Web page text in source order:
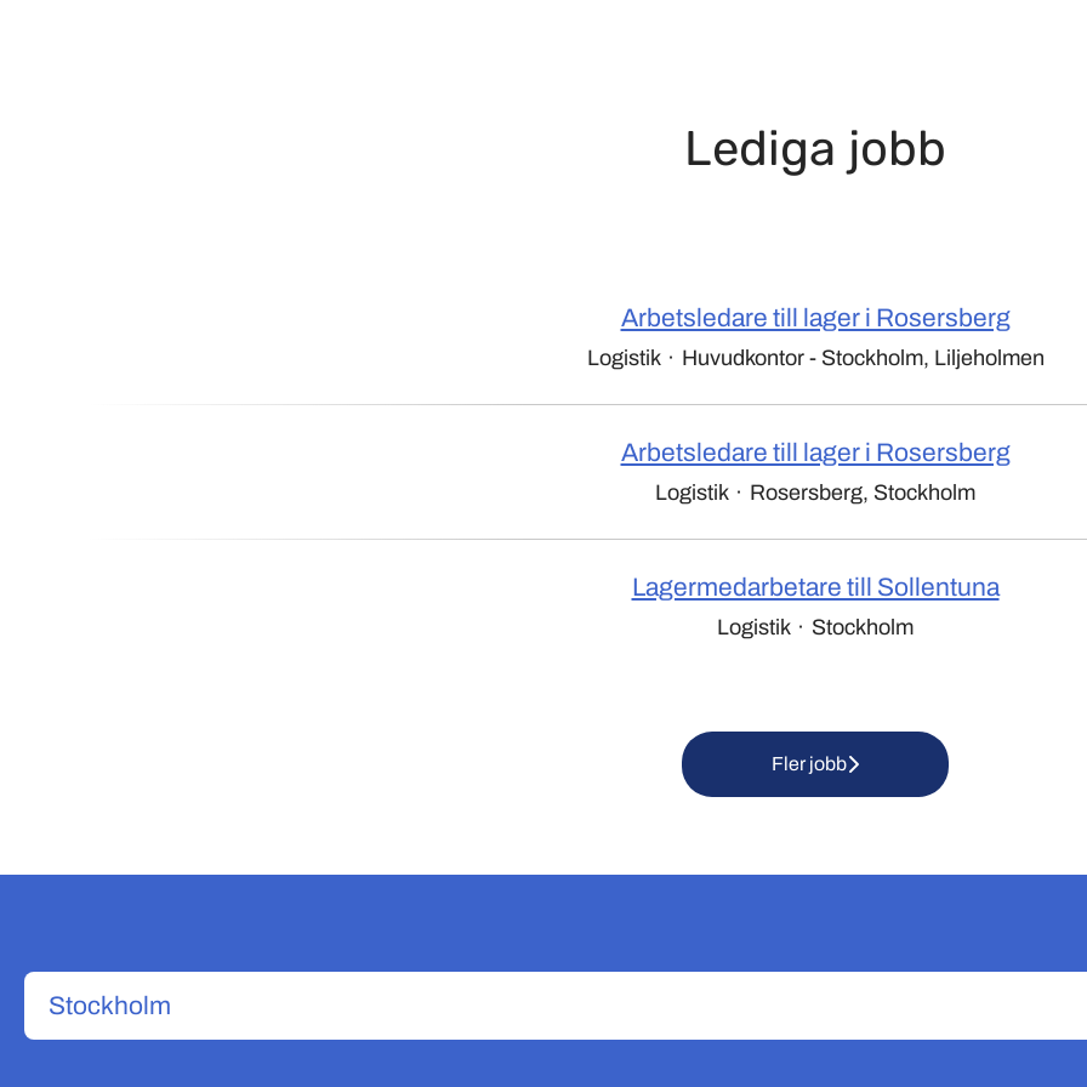
Lediga jobb
Arbetsledare till lager i Rosersberg
Logistik · Huvudkontor - Stockholm, Liljeholmen
Arbetsledare till lager i Rosersberg
Logistik · Rosersberg, Stockholm
Lagermedarbetare till Sollentuna
Logistik · Stockholm
Fler jobb